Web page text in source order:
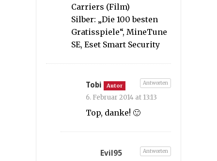
Carriers (Film)
Silber: „Die 100 besten
Gratisspiele“, MineTune
SE, Eset Smart Security
Tobi Autor
6. Februar 2014 at 13:13
Top, danke! 🙂
Antworten
Evil95 Antworten